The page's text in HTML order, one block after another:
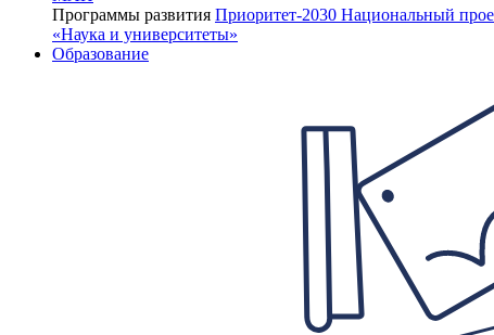
Программы развития Приоритет-2030 Национальный
«Наука и университеты»
Образование